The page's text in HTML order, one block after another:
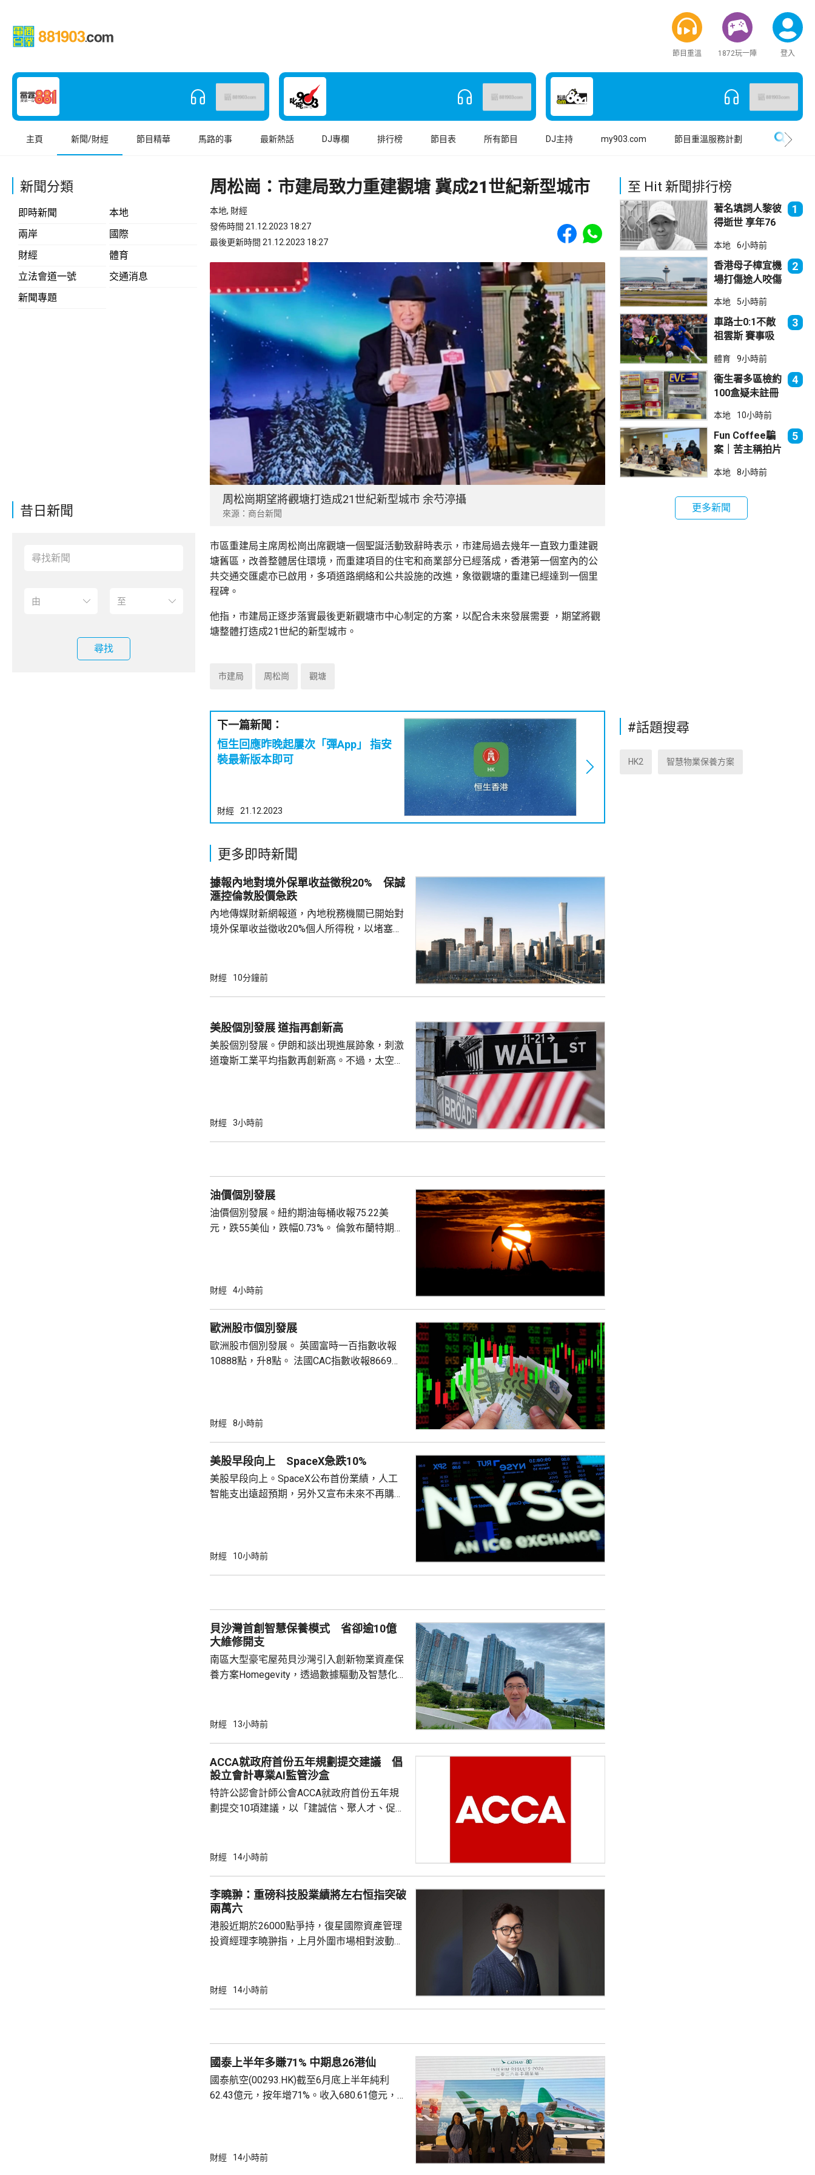
節目重溫 1872玩一陣 登入
主頁 新聞/財經 節目精華 馬路的事 最新熱話 DJ專欄 排行榜 節目表 所有節目 DJ主持 my903.com 節目重溫服務計劃
新聞分類
即時新聞
本地
兩岸
國際
財經
體育
立法會道一號
交通消息
新聞專題
昔日新聞
尋找
周松崗：市建局致力重建觀塘 冀成21世紀新型城市
本地, 財經
發佈時間 21.12.2023 18:27
最後更新時間 21.12.2023 18:27
Share to Facebook
Share to WhatsApp
周松崗期望將觀塘打造成21世紀新型城市 余芍渟攝
來源：商台新聞
市區重建局主席周松崗出席觀塘一個聖誕活動致辭時表示，市建局過去幾年一直致力重建觀
塘舊區，改善整體居住環境，而重建項目的住宅和商業部分已經落成，香港第一個室內的公
共交通交匯處亦已啟用，多項道路網絡和公共設施的改進，象徵觀塘的重建已經達到一個里
程碑。
他指，市建局正逐步落實最後更新觀塘市中心制定的方案，以配合未來發展需要 ，期望將觀
塘整體打造成21世紀的新型城市。
市建局 周松崗 觀塘
下一篇新聞：
恒生回應昨晚起屢次「彈App」 指安
裝最新版本即可
財經 21.12.2023
更多即時新聞
據報內地對境外保單收益徵稅20% 保誠
滙控倫敦股價急跌
內地傳媒財新網報道，內地稅務機關已開始對
境外保單收益徵收20%個人所得稅，以堵塞以
象包括分紅收益和預繳保費利息收益。報道引
稅，可能取決於地方稅務當局接觸和處理數據
的效率；若保單退出和有退出收益，而當地稅
務局又有數據處理能力，就會徵稅。 受消息...
財經 10分鐘前
美股個別發展 道指再創新高
美股個別發展。伊朗和談出現進展跡象，刺激
道瓊斯工業平均指數再創新高。不過，太空探
263點。 納指收報26363點，跌221點。 標普
財經 3小時前
油價個別發展
油價個別發展。紐約期油每桶收報75.22美
元，跌55美仙，跌幅0.73%。 倫敦布蘭特期油
財經 4小時前
歐洲股市個別發展
歐洲股市個別發展。 英國富時一百指數收報
10888點，升8點。 法國CAC指數收報8669
財經 8小時前
美股早段向上 SpaceX急跌10%
美股早段向上。SpaceX公布首份業績，人工
智能支出遠超預期，另外又宣布未來不再購買
點，升488點。 標普500指數報7783點，升46
財經 10小時前
貝沙灣首創智慧保養模式 省卻逾10億
大維修開支
南區大型豪宅屋苑貝沙灣引入創新物業資產保
養方案Homegevity，透過數據驅動及智慧化
成為全港首個採用此模式的住宅屋苑。 貝沙灣
面對龐大開支及工程風險，業主之一、亞洲博
覽館前行政總裁哈永安獲推選成立專責小組，
歷時3年研究...
財經 13小時前
ACCA就政府首份五年規劃提交建議 倡
設立會計專業AI監管沙盒
特許公認會計師公會ACCA就政府首份五年規
劃提交10項建議，以「建誠信、聚人才、促轉
國際金融中心定位、綠色經濟擴容及財會專業
立跨部門工作小組，聯同其他專業組織共同制
定「會計專業及財務管理AI應用通則」，並同
步設立「科技專業服務監管沙盒...
財經 14小時前
李曉翀：重磅科技股業績將左右恒指突破
兩萬六
港股近期於26000點爭持，復星國際資產管理
投資經理李曉翀指，上月外圍市場相對波動，
尋找估值較平的公司，加上上游硬件股已炒作
在AI應用上的爆發潛力較大，若下一階段有更
多科技股獲納入恒指，將有助整體表現...
財經 14小時前
國泰上半年多賺71% 中期息26港仙
國泰航空(00293.HK)截至6月底上半年純利
62.43億元，按年增71%。收入680.61億元，
人次，平均每日載客約8.84萬人次，按年增加
財經 14小時前
至 Hit 新聞排行榜
著名填詞人黎彼
得逝世 享年76
1
本地 6小時前
香港母子樟宜機
場打傷途人咬傷
法院判囚
2
本地 5小時前
車路士0:1不敵
祖雲斯 賽事吸
入場
3
體育 9小時前
衞生署多區檢約
100盒疑未註冊
拘38歲男子
4
本地 10小時前
Fun Coffee騙
案｜苦主稱拍片
立法會議員倡加
5
本地 8小時前
更多新聞
#話題搜尋
HK2 智慧物業保養方案